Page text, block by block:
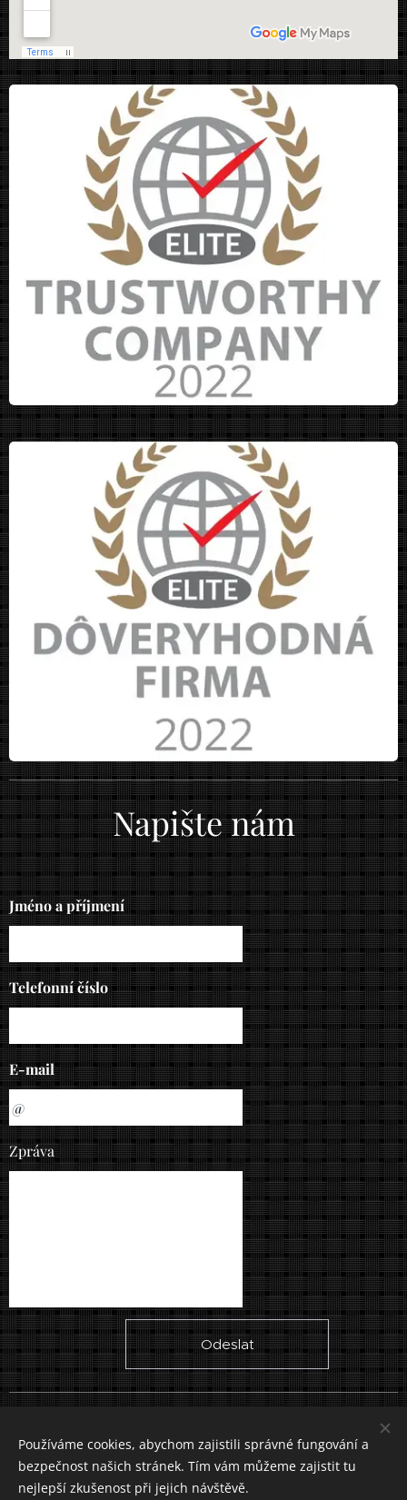
Napište nám
Jméno a příjmení
Telefonní číslo
E-mail
Zpráva
Odeslat
Vytvořeno službouWebnode Cookies
Používáme cookies, abychom zajistili správné fungování a
bezpečnost našich stránek. Tím vám můžeme zajistit tu
nejlepší zkušenost při jejich návštěvě.